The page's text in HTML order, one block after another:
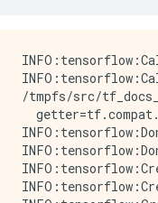
/tmpfs/src/